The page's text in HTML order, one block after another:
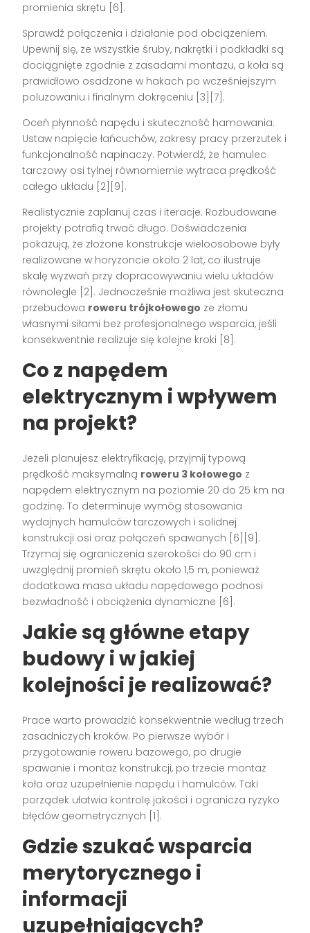
promienia skrętu [6].
Sprawdź połączenia i działanie pod obciążeniem.
Upewnij się, że wszystkie śruby, nakrętki i podkładki są
dociągnięte zgodnie z zasadami montażu, a koła są
prawidłowo osadzone w hakach po wcześniejszym
poluzowaniu i finalnym dokręceniu [3][7].
Oceń płynność napędu i skuteczność hamowania.
Ustaw napięcie łańcuchów, zakresy pracy przerzutek i
funkcjonalność napinaczy. Potwierdź, że hamulec
tarczowy osi tylnej równomiernie wytraca prędkość
całego układu [2][9].
Realistycznie zaplanuj czas i iteracje. Rozbudowane
projekty potrafią trwać długo. Doświadczenia
pokazują, że złożone konstrukcje wieloosobowe były
realizowane w horyzoncie około 2 lat, co ilustruje
skalę wyzwań przy dopracowywaniu wielu układów
równolegle [2]. Jednocześnie możliwa jest skuteczna
przebudowa roweru trójkołowego ze złomu
własnymi siłami bez profesjonalnego wsparcia, jeśli
konsekwentnie realizuje się kolejne kroki [8].
Co z napędem
elektrycznym i wpływem
na projekt?
Jeżeli planujesz elektryfikację, przyjmij typową
prędkość maksymalną roweru 3 kołowego z
napędem elektrycznym na poziomie 20 do 25 km na
godzinę. To determinuje wymóg stosowania
wydajnych hamulców tarczowych i solidnej
konstrukcji osi oraz połączeń spawanych [6][9].
Trzymaj się ograniczenia szerokości do 90 cm i
uwzględnij promień skrętu około 1,5 m, ponieważ
dodatkowa masa układu napędowego podnosi
bezwładność i obciążenia dynamiczne [6].
Jakie są główne etapy
budowy i w jakiej
kolejności je realizować?
Prace warto prowadzić konsekwentnie według trzech
zasadniczych kroków. Po pierwsze wybór i
przygotowanie roweru bazowego, po drugie
spawanie i montaż konstrukcji, po trzecie montaż
koła oraz uzupełnienie napędu i hamulców. Taki
porządek ułatwia kontrolę jakości i ogranicza ryzyko
błędów geometrycznych [1].
Gdzie szukać wsparcia
merytorycznego i
informacji
uzupełniających?